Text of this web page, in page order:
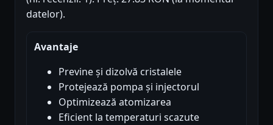
datelor).
Avantaje
Previne și dizolvă cristalele
Protejează pompa și injectorul
Optimizează atomizarea
Eficient la temperaturi scazute